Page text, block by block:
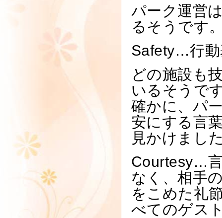
パーク運営
るそうです
Safety…行動
どの施設も
いるそうで
確かに、パ
安にする言
見かけまし
Courtesy…
なく、相手
をこめた礼
べてのゲス